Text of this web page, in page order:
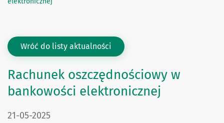
Wróć do listy aktualności
Rachunek oszczędnościowy w
bankowości elektronicznej
DATA PUBLIKACJI:
21-05-2025